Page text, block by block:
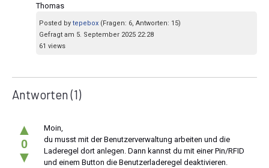
Thomas
Posted by tepebox (Fragen: 6, Antworten: 15)
Gefragt am 5. September 2025 22:28
61 views
Antworten(1)
▲
0
▼
Moin,
du musst mit der Benutzerverwaltung arbeiten und die
Laderegel dort anlegen. Dann kannst du mit einer Pin/RFID
und einem Button die Benutzerladeregel deaktivieren.